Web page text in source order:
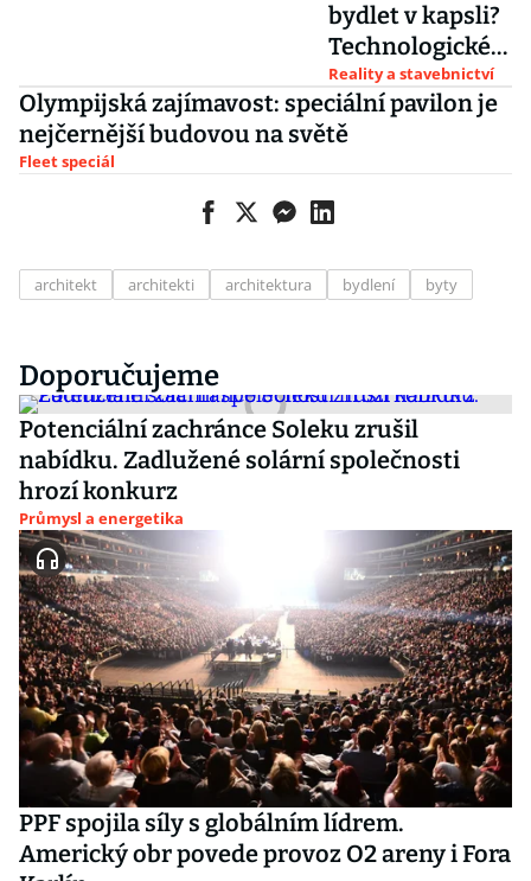
bydlet v kapsli?
Technologické
inovace
přinášejí tak
trochu jiné
stavby
Reality a stavebnictví
Olympijská zajímavost: speciální pavilon je
nejčernější budovou na světě
Fleet speciál
architekt architekti architektura bydlení byty
Doporučujeme
Potenciální zachránce Soleku zrušil
nabídku. Zadlužené solární společnosti
hrozí konkurz
Průmysl a energetika
PPF spojila síly s globálním lídrem.
Americký obr povede provoz O2 areny i Fora